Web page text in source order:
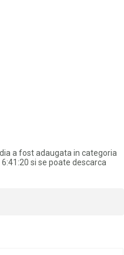
a fost adaugata in categoria
si se poate descarca